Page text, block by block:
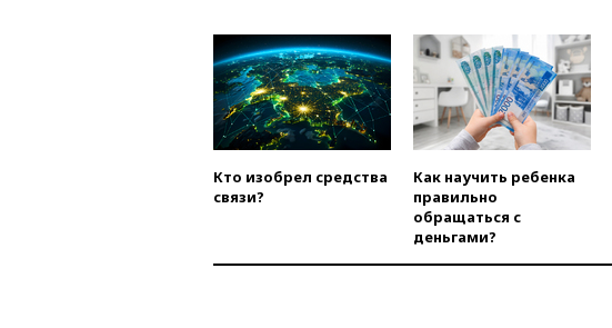
Кто изобрел средства
связи?
Как научить ребенка
правильно
обращаться с
деньгами?